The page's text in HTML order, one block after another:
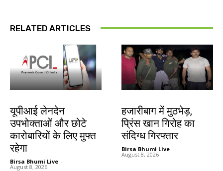
RELATED ARTICLES
यूपीआई लेनदेन
उपभोक्ताओं और छोटे
कारोबारियों के लिए मुफ्त
रहेगा
Birsa Bhumi Live -
August 8, 2026
हजारीबाग में मुठभेड़,
प्रिंस खान गिरोह का
संदिग्ध गिरफ्तार
Birsa Bhumi Live -
August 8, 2026